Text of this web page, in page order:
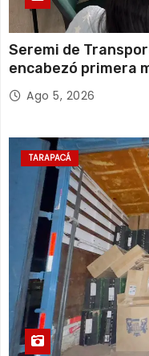
Seremi de
encabezó primera
retiro de cables en
Ago 5, 2026
TARAPACÁ